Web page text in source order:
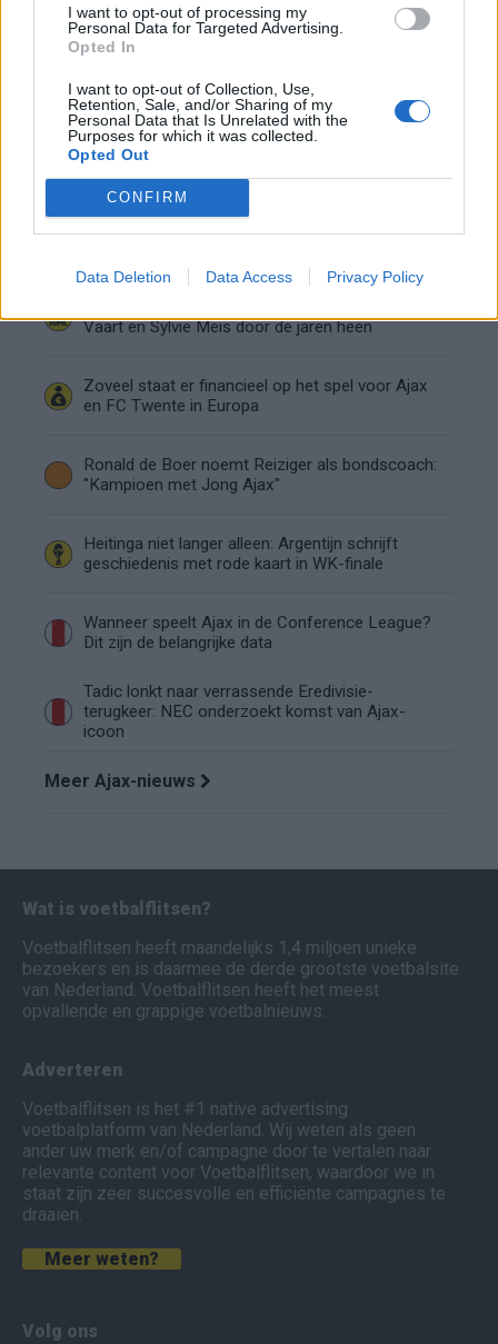
I want to opt-out of processing my
Personal Data for Targeted Advertising.
Opted In
I want to opt-out of Collection, Use,
Retention, Sale, and/or Sharing of my
Personal Data that Is Unrelated with the
Purposes for which it was collected.
Opted Out
CONFIRM
Data Deletion Data Access Privacy Policy
de basis bij FC Barcelona
Ouazane met Lionel Messi
Ajax zet grote stap richting volgende ronde na
Vaart en Sylvie Meis door de jaren heen
Zoveel staat er financieel op het spel voor Ajax
en FC Twente in Europa
Ronald de Boer noemt Reiziger als bondscoach:
"Kampioen met Jong Ajax"
Heitinga niet langer alleen: Argentijn schrijft
geschiedenis met rode kaart in WK-finale
Wanneer speelt Ajax in de Conference League?
Dit zijn de belangrijke data
Tadic lonkt naar verrassende Eredivisie-
terugkeer: NEC onderzoekt komst van Ajax-
icoon
Meer Ajax-nieuws
Wat is voetbalflitsen?
Voetbalflitsen heeft maandelijks 1,4 miljoen unieke
bezoekers en is daarmee de derde grootste voetbalsite
van Nederland. Voetbalflitsen heeft het meest
opvallende en grappige voetbalnieuws.
Adverteren
Voetbalflitsen is het #1 native advertising
voetbalplatform van Nederland. Wij weten als geen
ander uw merk en/of campagne door te vertalen naar
relevante content voor Voetbalflitsen, waardoor we in
staat zijn zeer succesvolle en efficiënte campagnes te
draaien.
Meer weten?
Volg ons